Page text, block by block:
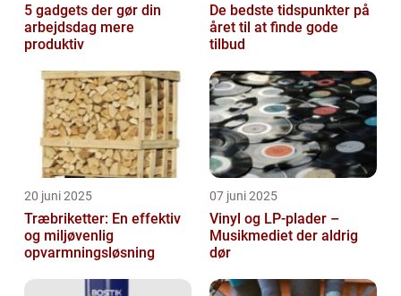
5 gadgets der gør din
arbejdsdag mere
produktiv
De bedste tidspunkter på
året til at finde gode
tilbud
20 juni 2025
Træbriketter: En effektiv
og miljøvenlig
opvarmningsløsning
07 juni 2025
Vinyl og LP-plader –
Musikmediet der aldrig
dør